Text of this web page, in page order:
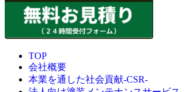
TOP
会社概要
本業を通した社会貢献-CSR-